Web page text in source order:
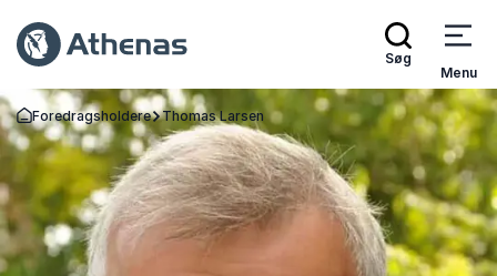
Søg
Menu
Tilbage til forsiden
Foredragsholdere Thomas Larsen